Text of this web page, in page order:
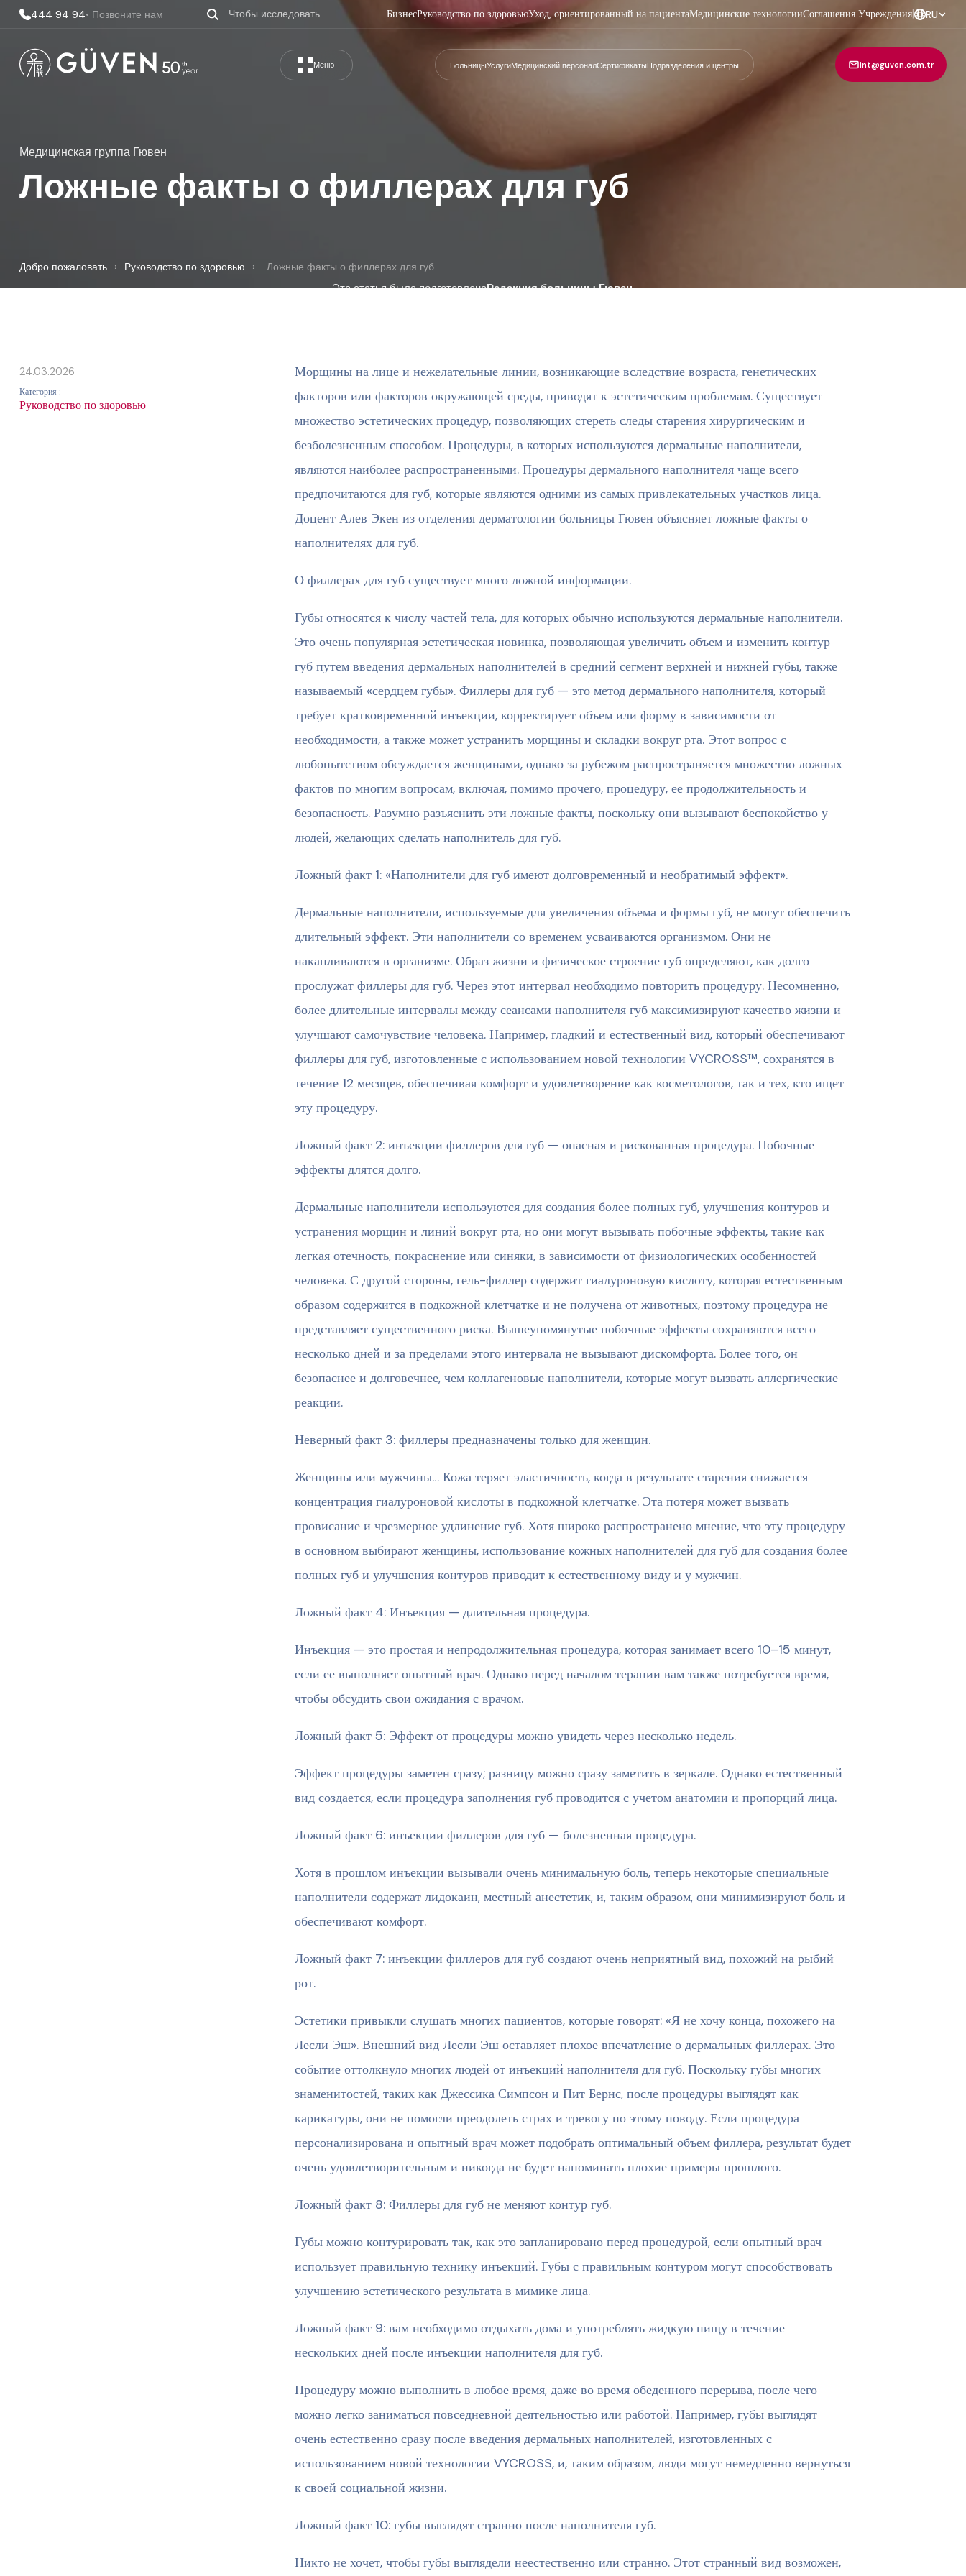
444 94 94• Позвоните нам БизнесРуководство по здоровьюУход, ориентированный на пациентаМедицинские технологииСоглашения Учреждения| RU
Меню БольницыУслугиМедицинский персоналСертификатыПодразделения и центры int@guven.com.tr
Медицинская группа Гювен
Ложные факты о филлерах для губ
Добро пожаловать › Руководство по здоровью › Ложные факты о филлерах для губ
Эта статья была подготовленаРедакция больницы Гювен.
24.03.2026
Категория :
Руководство по здоровью
Морщины на лице и нежелательные линии, возникающие вследствие возраста, генетических
факторов или факторов окружающей среды, приводят к эстетическим проблемам. Существует
множество эстетических процедур, позволяющих стереть следы старения хирургическим и
безболезненным способом. Процедуры, в которых используются дермальные наполнители,
являются наиболее распространенными. Процедуры дермального наполнителя чаще всего
предпочитаются для губ, которые являются одними из самых привлекательных участков лица.
Доцент Алев Экен из отделения дерматологии больницы Гювен объясняет ложные факты о
наполнителях для губ.
О филлерах для губ существует много ложной информации.
Губы относятся к числу частей тела, для которых обычно используются дермальные наполнители.
Это очень популярная эстетическая новинка, позволяющая увеличить объем и изменить контур
губ путем введения дермальных наполнителей в средний сегмент верхней и нижней губы, также
называемый «сердцем губы». Филлеры для губ — это метод дермального наполнителя, который
требует кратковременной инъекции, корректирует объем или форму в зависимости от
необходимости, а также может устранить морщины и складки вокруг рта. Этот вопрос с
любопытством обсуждается женщинами, однако за рубежом распространяется множество ложных
фактов по многим вопросам, включая, помимо прочего, процедуру, ее продолжительность и
безопасность. Разумно разъяснить эти ложные факты, поскольку они вызывают беспокойство у
людей, желающих сделать наполнитель для губ.
Ложный факт 1: «Наполнители для губ имеют долговременный и необратимый эффект».
Дермальные наполнители, используемые для увеличения объема и формы губ, не могут обеспечить
длительный эффект. Эти наполнители со временем усваиваются организмом. Они не
накапливаются в организме. Образ жизни и физическое строение губ определяют, как долго
прослужат филлеры для губ. Через этот интервал необходимо повторить процедуру. Несомненно,
более длительные интервалы между сеансами наполнителя губ максимизируют качество жизни и
улучшают самочувствие человека. Например, гладкий и естественный вид, который обеспечивают
филлеры для губ, изготовленные с использованием новой технологии VYCROSS™, сохранятся в
течение 12 месяцев, обеспечивая комфорт и удовлетворение как косметологов, так и тех, кто ищет
эту процедуру.
Ложный факт 2: инъекции филлеров для губ — опасная и рискованная процедура. Побочные
эффекты длятся долго.
Дермальные наполнители используются для создания более полных губ, улучшения контуров и
устранения морщин и линий вокруг рта, но они могут вызывать побочные эффекты, такие как
легкая отечность, покраснение или синяки, в зависимости от физиологических особенностей
человека. С другой стороны, гель-филлер содержит гиалуроновую кислоту, которая естественным
образом содержится в подкожной клетчатке и не получена от животных, поэтому процедура не
представляет существенного риска. Вышеупомянутые побочные эффекты сохраняются всего
несколько дней и за пределами этого интервала не вызывают дискомфорта. Более того, он
безопаснее и долговечнее, чем коллагеновые наполнители, которые могут вызвать аллергические
реакции.
Неверный факт 3: филлеры предназначены только для женщин.
Женщины или мужчины… Кожа теряет эластичность, когда в результате старения снижается
концентрация гиалуроновой кислоты в подкожной клетчатке. Эта потеря может вызвать
провисание и чрезмерное удлинение губ. Хотя широко распространено мнение, что эту процедуру
в основном выбирают женщины, использование кожных наполнителей для губ для создания более
полных губ и улучшения контуров приводит к естественному виду и у мужчин.
Ложный факт 4: Инъекция — длительная процедура.
Инъекция — это простая и непродолжительная процедура, которая занимает всего 10–15 минут,
если ее выполняет опытный врач. Однако перед началом терапии вам также потребуется время,
чтобы обсудить свои ожидания с врачом.
Ложный факт 5: Эффект от процедуры можно увидеть через несколько недель.
Эффект процедуры заметен сразу; разницу можно сразу заметить в зеркале. Однако естественный
вид создается, если процедура заполнения губ проводится с учетом анатомии и пропорций лица.
Ложный факт 6: инъекции филлеров для губ — болезненная процедура.
Хотя в прошлом инъекции вызывали очень минимальную боль, теперь некоторые специальные
наполнители содержат лидокаин, местный анестетик, и, таким образом, они минимизируют боль и
обеспечивают комфорт.
Ложный факт 7: инъекции филлеров для губ создают очень неприятный вид, похожий на рыбий
рот.
Эстетики привыкли слушать многих пациентов, которые говорят: «Я не хочу конца, похожего на
Лесли Эш». Внешний вид Лесли Эш оставляет плохое впечатление о дермальных филлерах. Это
событие оттолкнуло многих людей от инъекций наполнителя для губ. Поскольку губы многих
знаменитостей, таких как Джессика Симпсон и Пит Бернс, после процедуры выглядят как
карикатуры, они не помогли преодолеть страх и тревогу по этому поводу. Если процедура
персонализирована и опытный врач может подобрать оптимальный объем филлера, результат будет
очень удовлетворительным и никогда не будет напоминать плохие примеры прошлого.
Ложный факт 8: Филлеры для губ не меняют контур губ.
Губы можно контурировать так, как это запланировано перед процедурой, если опытный врач
использует правильную технику инъекций. Губы с правильным контуром могут способствовать
улучшению эстетического результата в мимике лица.
Ложный факт 9: вам необходимо отдыхать дома и употреблять жидкую пищу в течение
нескольких дней после инъекции наполнителя для губ.
Процедуру можно выполнить в любое время, даже во время обеденного перерыва, после чего
можно легко заниматься повседневной деятельностью или работой. Например, губы выглядят
очень естественно сразу после введения дермальных наполнителей, изготовленных с
использованием новой технологии VYCROSS, и, таким образом, люди могут немедленно вернуться
к своей социальной жизни.
Ложный факт 10: губы выглядят странно после наполнителя губ.
Никто не хочет, чтобы губы выглядели неестественно или странно. Этот странный вид возможен,